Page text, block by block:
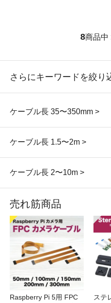
8商品中
さらにキーワードを絞り
ケーブル長 35〜350mm >
ケーブル長 1.5〜2m >
ケーブル長 2〜10m >
売れ筋商品
Raspberry Pi 5用 FPC
ステ